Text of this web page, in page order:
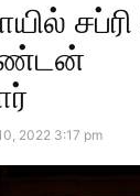
2022 3:17 pm